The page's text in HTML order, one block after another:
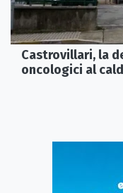
Castrovillari, la
oncologici al